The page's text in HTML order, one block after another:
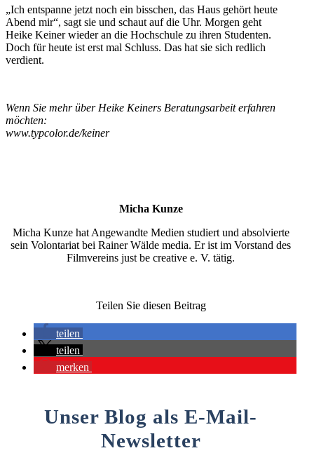
„Ich entspanne jetzt noch ein bisschen, das Haus gehört heute
Abend mir“, sagt sie und schaut auf die Uhr. Morgen geht
Heike Keiner wieder an die Hochschule zu ihren Studenten.
Doch für heute ist erst mal Schluss. Das hat sie sich redlich
verdient.
Wenn Sie mehr über Heike Keiners Beratungsarbeit erfahren
möchten:
www.typcolor.de/keiner
Micha Kunze
Micha Kunze hat Angewandte Medien studiert und absolvierte
sein Volontariat bei Rainer Wälde media. Er ist im Vorstand des
Filmvereins just be creative e. V. tätig.
Teilen Sie diesen Beitrag
teilen
teilen
merken
Unser Blog als E-Mail-
Newsletter